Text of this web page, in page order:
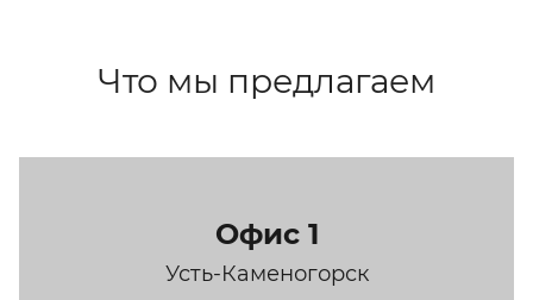
Что мы предлагаем
Офис 1
Усть-Каменогорск